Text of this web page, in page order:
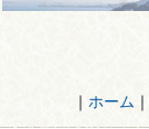
｜ ホーム ｜